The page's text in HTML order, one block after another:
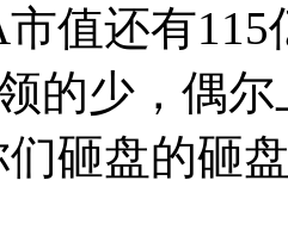
值还有
的少，偶
砸盘的砸